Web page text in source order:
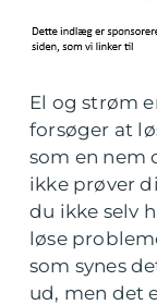
El og strøm
forsøger at
som en nem
ikke prøver
du ikke selv
løse
som synes
ud, men det